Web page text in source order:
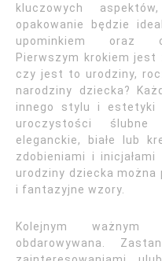
kluczowych
opakowanie będzie
upominkiem oraz
Pierwszym krokiem
czy jest to urodziny,
narodziny dziecka?
innego stylu i estetyki
uroczystości
eleganckie, białe lub
zdobieniami i
urodziny dziecka
i fantazyjne wzory.
Kolejnym
obdarowywana.